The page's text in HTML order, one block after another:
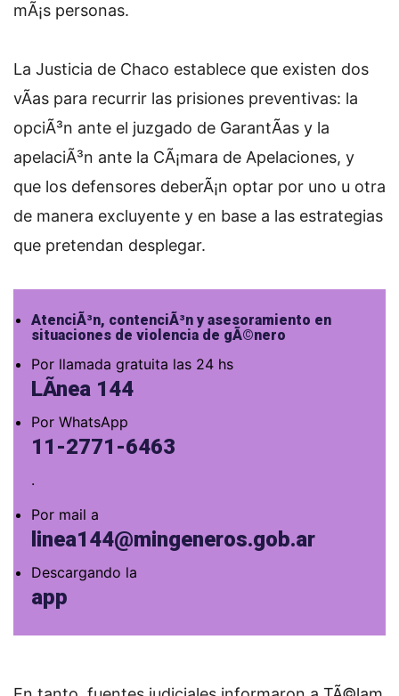
mÃ¡s personas.
La Justicia de Chaco establece que existen dos
vÃ­as para recurrir las prisiones preventivas: la
opciÃ³n ante el juzgado de GarantÃ­as y la
apelaciÃ³n ante la CÃ¡mara de Apelaciones, y
que los defensores deberÃ¡n optar por uno u otra
de manera excluyente y en base a las estrategias
que pretendan desplegar.
AtenciÃ³n, contenciÃ³n y asesoramiento en
situaciones de violencia de gÃ©nero
Por llamada gratuita las 24 hs
LÃ­nea 144
Por WhatsApp
11-2771-6463
.
Por mail a
linea144@mingeneros.gob.ar
Descargando la
app